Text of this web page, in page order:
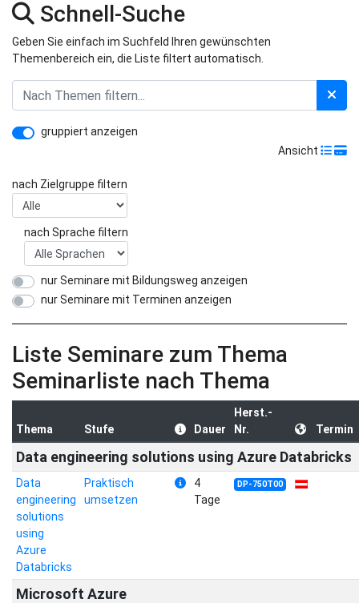
Schnell-Suche
Geben Sie einfach im Suchfeld Ihren gewünschten
Themenbereich ein, die Liste filtert automatisch.
gruppiert anzeigen
Ansicht
nach Zielgruppe filtern
nach Sprache filtern
nur Seminare mit Bildungsweg anzeigen
nur Seminare mit Terminen anzeigen
Liste Seminare zum Thema
Seminarliste nach Thema
Thema Stufe Dauer
Herst.-
Nr.
Termin
Data engineering solutions using Azure Databricks
Data
engineering
solutions
using
Azure
Databricks
Praktisch
umsetzen
4
Tage
DP-750T00
Microsoft Azure